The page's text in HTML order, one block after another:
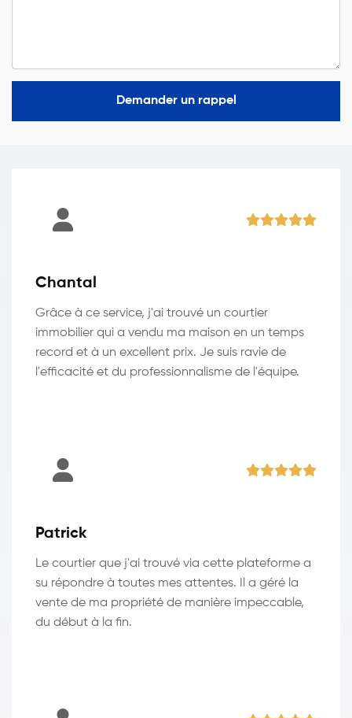
Demander un rappel
Chantal
Grâce à ce service, j'ai trouvé un courtier
immobilier qui a vendu ma maison en un temps
record et à un excellent prix. Je suis ravie de
l'efficacité et du professionnalisme de l'équipe.
Patrick
Le courtier que j'ai trouvé via cette plateforme a
su répondre à toutes mes attentes. Il a géré la
vente de ma propriété de manière impeccable,
du début à la fin.